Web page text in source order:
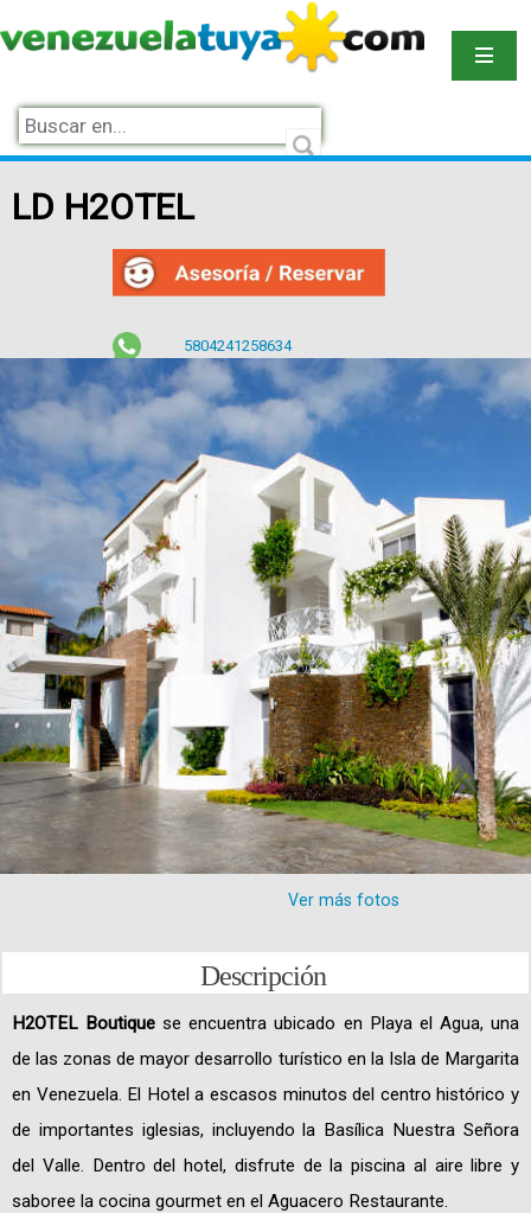
LD H2OTEL
5804241258634
Ver más fotos
Descripción
H2OTEL Boutique se encuentra ubicado en Playa el Agua, una
de las zonas de mayor desarrollo turístico en la Isla de Margarita
en Venezuela. El Hotel a escasos minutos del centro histórico y
de importantes iglesias, incluyendo la Basílica Nuestra Señora
del Valle. Dentro del hotel, disfrute de la piscina al aire libre y
saboree la cocina gourmet en el Aguacero Restaurante.